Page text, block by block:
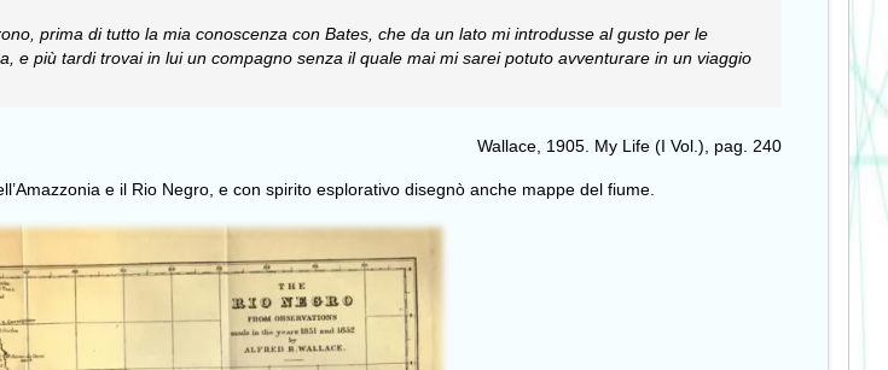
prima di tutto la mia conoscenza con Bates, che da un lato mi introdusse al gusto per le
e più tardi trovai in lui un compagno senza il quale mai mi sarei potuto avventurare in un viaggio
Wallace, 1905. My Life (I Vol.), pag. 240
e il Rio Negro, e con spirito esplorativo disegnò anche mappe del fiume.